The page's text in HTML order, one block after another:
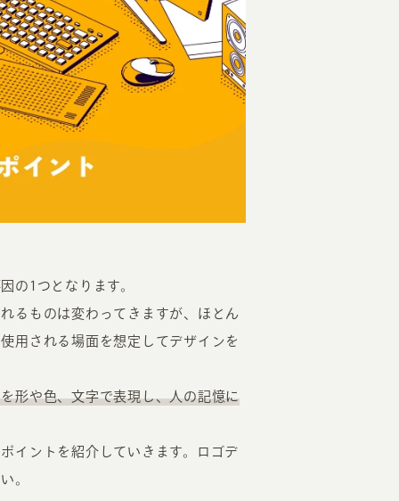
のホームページ制作
専門のライターがすべての原稿を執筆
かつ正しい方法のSEO対策
ゆる閲覧環境を想定した
の1つとなります。
るものは変わってきますが、ほとん
用される場面を想定してデザインを
形や色、文字で表現し、人の記憶に
イントを紹介していきます。ロゴデ
。